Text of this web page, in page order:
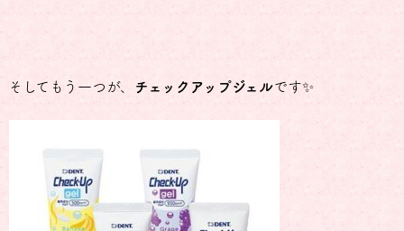
そしてもう一つが、 チェックアップジェルです✨